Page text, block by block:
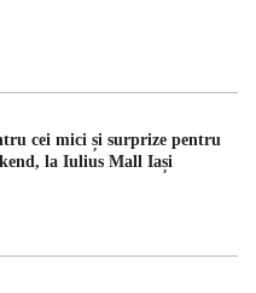
cei mici și surprize pentru
la Iulius Mall Iași